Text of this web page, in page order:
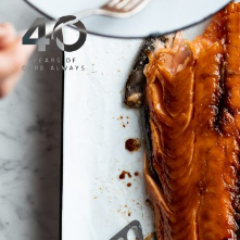
跳至主内容